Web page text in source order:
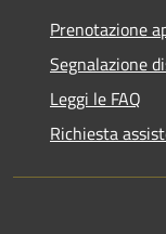
Prenotazione
Segnalazione
Leggi le FAQ
Richiesta